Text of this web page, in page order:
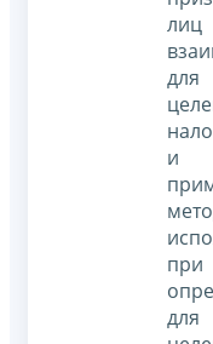
лиц
для
и
при
для